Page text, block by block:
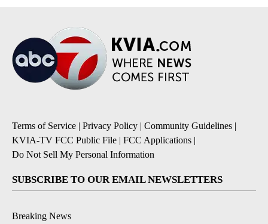
Terms of Service | Privacy Policy | Community Guidelines |
KVIA-TV FCC Public File | FCC Applications |
Do Not Sell My Personal Information
SUBSCRIBE TO OUR EMAIL NEWSLETTERS
Breaking News